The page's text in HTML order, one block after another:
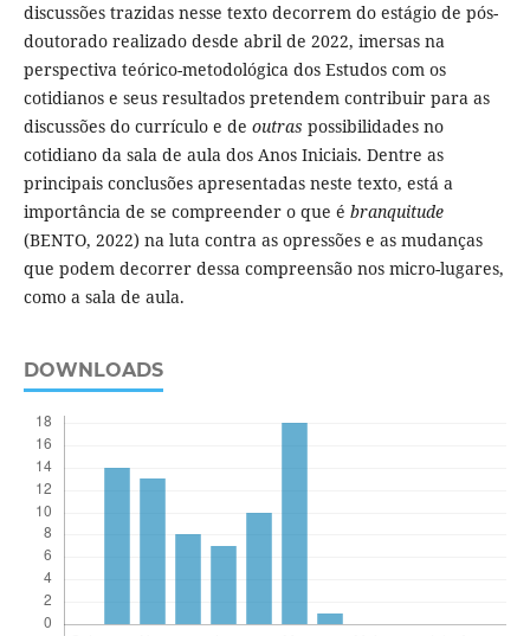
discussões trazidas nesse texto decorrem do estágio de pós-
doutorado realizado desde abril de 2022, imersas na
perspectiva teórico-metodológica dos Estudos com os
cotidianos e seus resultados pretendem contribuir para as
discussões do currículo e de outras possibilidades no
cotidiano da sala de aula dos Anos Iniciais. Dentre as
principais conclusões apresentadas neste texto, está a
importância de se compreender o que é branquitude
(BENTO, 2022) na luta contra as opressões e as mudanças
que podem decorrer dessa compreensão nos micro-lugares,
como a sala de aula.
DOWNLOADS